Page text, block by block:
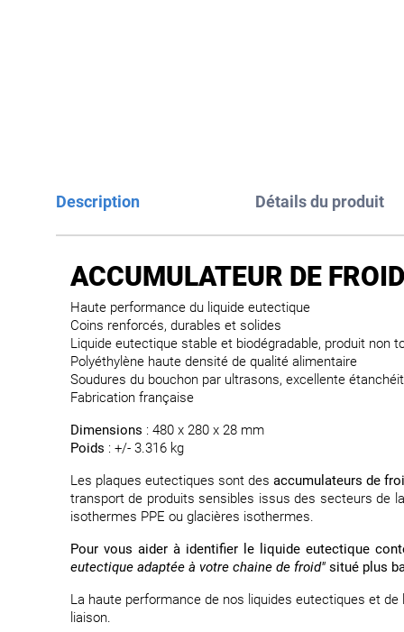
Description Détails du produit
ACCUMULATEUR DE
Haute performance du liquide eutectique
Coins renforcés, durables et solides
Liquide eutectique stable et biodégradable, produit non
Polyéthylène haute densité de qualité alimentaire
Soudures du bouchon par ultrasons, excellente
Fabrication française
Dimensions : 480 x 280 x 28 mm
Poids : +/- 3.316 kg
Les plaques eutectiques sont des accumulateurs de
transport de produits sensibles issus des secteurs de
isothermes PPE ou glacières isothermes.
Pour vous aider à identifier le liquide eutectique
eutectique adaptée à votre chaine de froid" situé plus
La haute performance de nos liquides eutectiques et
liaison.